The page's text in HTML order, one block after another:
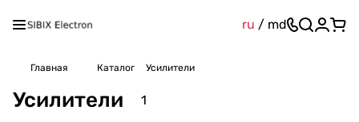
ru / md
Главная Каталог Усилители
Усилители 1